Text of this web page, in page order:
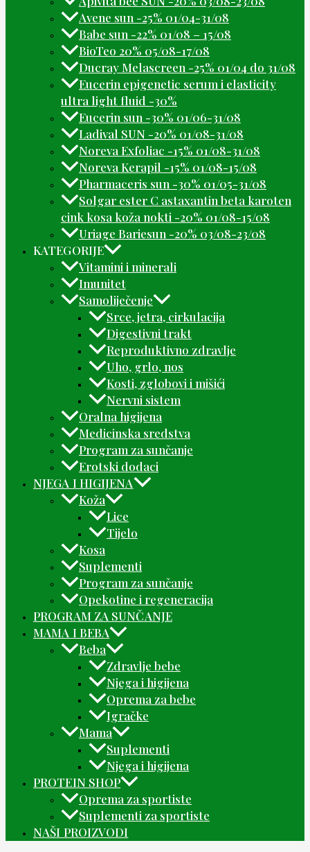
Avene sun -25% 01/04-31/08
Babe sun -22% 01/08 – 15/08
BioTeo 20% 05/08-17/08
Ducray Melascreen -25% 01/04 do 31/08
Eucerin epigenetic serum i elasticity
ultra light fluid -30%
Eucerin sun -30% 01/06-31/08
Ladival SUN -20% 01/08-31/08
Noreva Exfoliac -15% 01/08-31/08
Noreva Kerapil -15% 01/08-15/08
Pharmaceris sun -30% 01/05-31/08
Solgar ester C astaxantin beta karoten
cink kosa koža nokti -20% 01/08-15/08
Uriage Bariesun -20% 03/08-23/08
KATEGORIJE
Vitamini i minerali
Imunitet
Samoliječenje
Srce, jetra, cirkulacija
Digestivni trakt
Reproduktivno zdravlje
Uho, grlo, nos
Kosti, zglobovi i mišići
Nervni sistem
Oralna higijena
Medicinska sredstva
Program za sunčanje
Erotski dodaci
NJEGA I HIGIJENA
Koža
Lice
Tijelo
Kosa
Suplementi
Program za sunčanje
Opekotine i regeneracija
PROGRAM ZA SUNČANJE
MAMA I BEBA
Beba
Zdravlje bebe
Njega i higijena
Oprema za bebe
Igračke
Mama
Suplementi
Njega i higijena
PROTEIN SHOP
Oprema za sportiste
Suplementi za sportiste
NAŠI PROIZVODI